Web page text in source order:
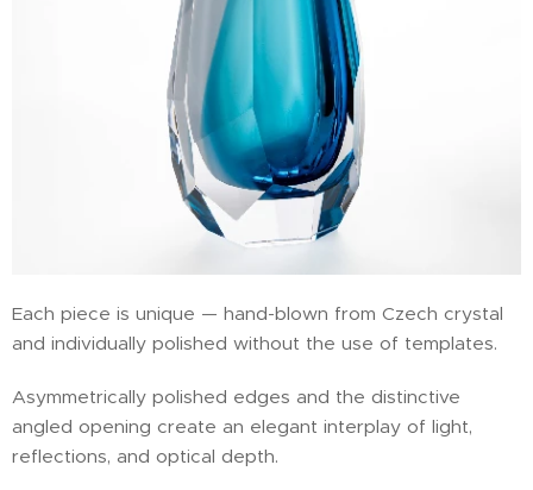
Each piece is unique — hand-blown from Czech crystal
and individually polished without the use of templates.
Asymmetrically polished edges and the distinctive
angled opening create an elegant interplay of light,
reflections, and optical depth.